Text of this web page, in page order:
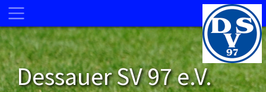
Dessauer SV 97 e.V.